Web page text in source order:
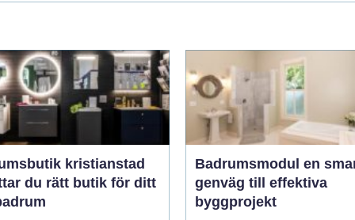
kristianstad
du rätt butik för ditt
Badrumsmodul en smart
genväg till effektiva
byggprojekt